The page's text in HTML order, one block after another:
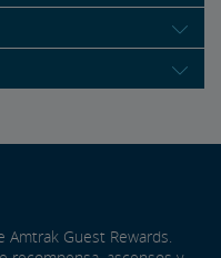
Guest Rewards.